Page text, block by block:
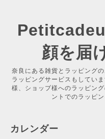
顔を届
奈良にある雑貨とラッピング
ラッピングサービスもしてい
様、ショップ様へのラッピン
ントでのラッピ
カレンダー